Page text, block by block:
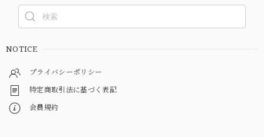
NOTICE
プライバシーポリシー
特定商取引法に基づく表記
会員規約